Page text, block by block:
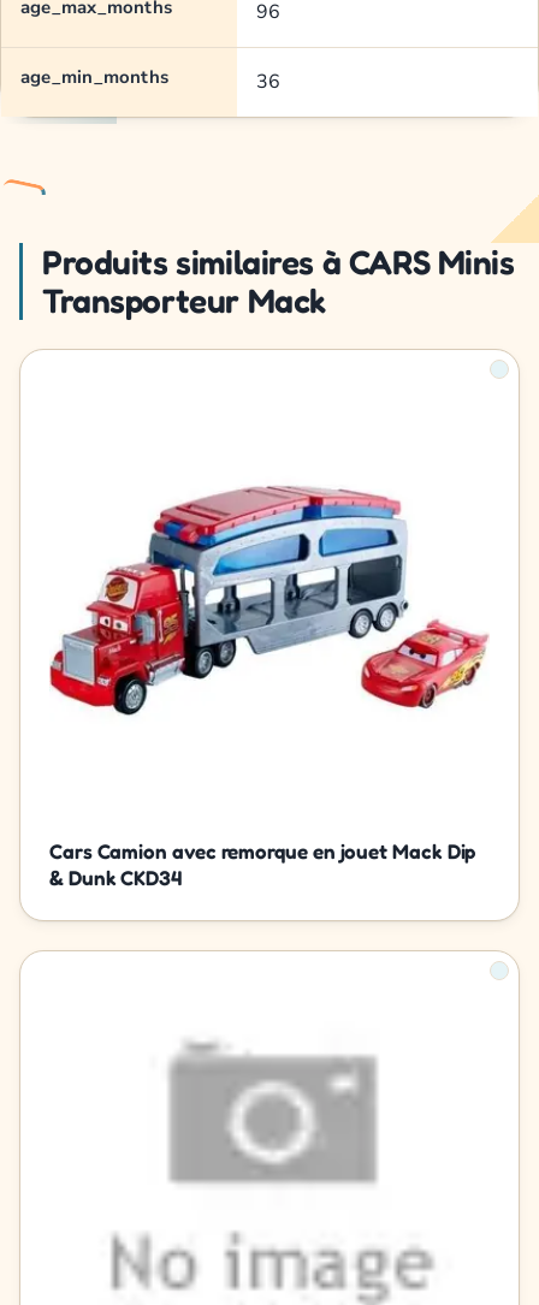
age_max_months 96
age_min_months 36
Produits similaires à CARS Minis
Transporteur Mack
Cars Camion avec remorque en jouet Mack Dip
& Dunk CKD34